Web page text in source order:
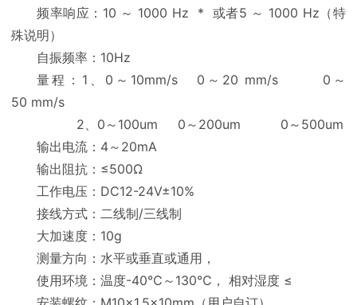
频率响应：10 ～ 1000 Hz * 或者5 ～ 1000 Hz（特
殊说明）
自振频率：10Hz
量程：1、0～10mm/s 0～20 mm/s 0～
50 mm/s
2、0～100um 0～200um 0～500um
输出电流：4～20mA
输出阻抗：≤500Ω
工作电压：DC12-24V±10%
接线方式：二线制/三线制
大加速度：10g
测量方向：水平或垂直或通用，
使用环境：温度-40℃～130℃， 相对湿度 ≤